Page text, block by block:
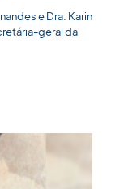
e Dra. Karin
geral da